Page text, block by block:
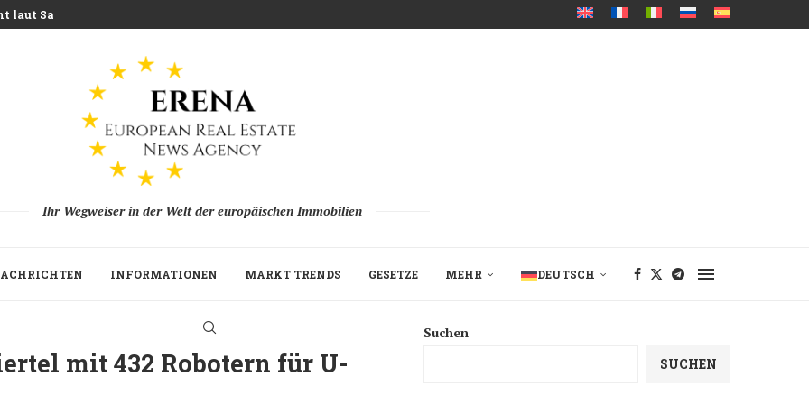
laut Savills vor einem Investitionsaufschwung...
Ihr Wegweiser in der Welt der europäischen Immobilien
INFORMATIONEN MARKT TRENDS GESETZE MEHR DEUTSCH
mit 432 Robotern für U-
Suchen
SUCHEN